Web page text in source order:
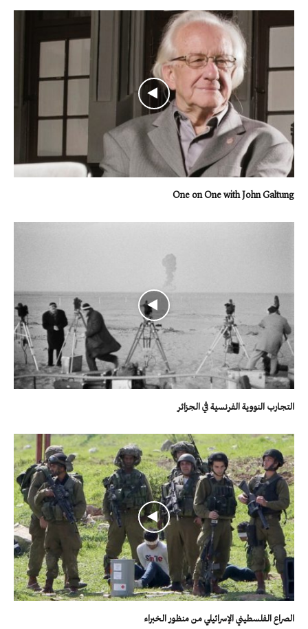
One on One with John Galtung
التجارب النووية الفرنسية في الجزائر
الصراع الفلسطيني الإسرائيلي من منظور الخبراء